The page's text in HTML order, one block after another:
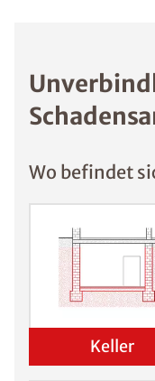
Wo befindet
Keller